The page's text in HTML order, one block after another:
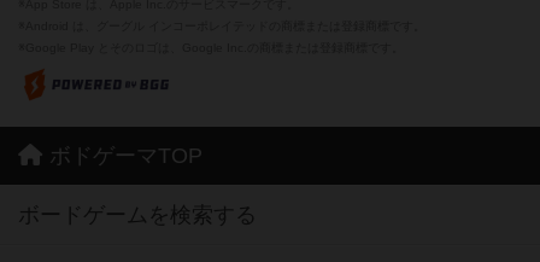
ボドゲーマTOP
ボードゲームを検索する